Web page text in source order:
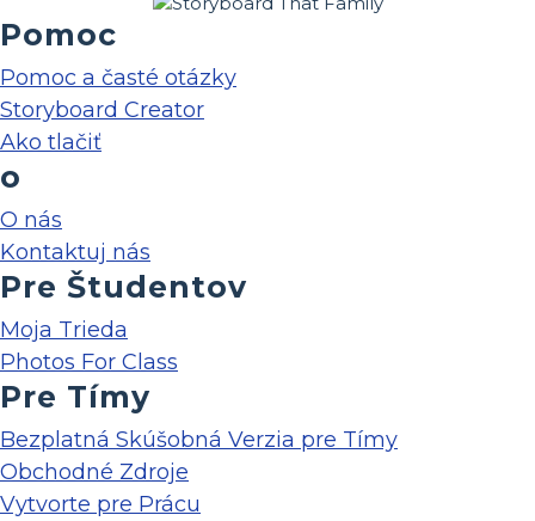
Pomoc
Pomoc a časté otázky
Storyboard Creator
Ako tlačiť
o
O nás
Kontaktuj nás
Pre Študentov
Moja Trieda
Photos For Class
Pre Tímy
Bezplatná Skúšobná Verzia pre Tímy
Obchodné Zdroje
Vytvorte pre Prácu